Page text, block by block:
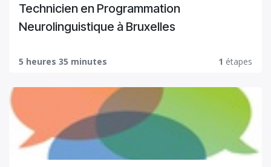
Technicien en Programmation
Neurolinguistique à Bruxelles
5 heures 35 minutes 1 étapes